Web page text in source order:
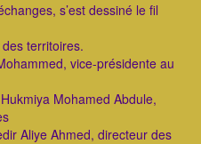
s’est dessiné le fil
territoires.
vice-présidente au
Mohamed Abdule,
Aliye Ahmed, directeur des